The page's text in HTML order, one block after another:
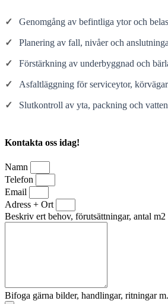
✓ Genomgång av befintliga ytor och
✓ Planering av fall, nivåer och
✓ Förstärkning av underbyggnad och
✓ Asfaltläggning för serviceytor,
✓ Slutkontroll av yta, packning och
Kontakta oss idag!
Namn
Telefon
Email
Adress + Ort
Beskriv ert behov, förutsättningar, antal
Bifoga gärna bilder, handlingar, ritningar